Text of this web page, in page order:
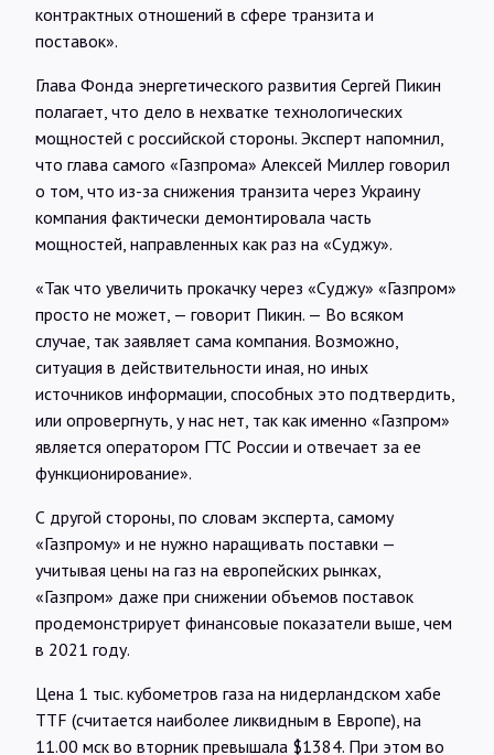
контрактных отношений в сфере транзита и
поставок».
Глава Фонда энергетического развития Сергей Пикин
полагает, что дело в нехватке технологических
мощностей с российской стороны. Эксперт напомнил,
что глава самого «Газпрома» Алексей Миллер говорил
о том, что из-за снижения транзита через Украину
компания фактически демонтировала часть
мощностей, направленных как раз на «Суджу».
«Так что увеличить прокачку через «Суджу» «Газпром»
просто не может, — говорит Пикин. — Во всяком
случае, так заявляет сама компания. Возможно,
ситуация в действительности иная, но иных
источников информации, способных это подтвердить,
или опровергнуть, у нас нет, так как именно «Газпром»
является оператором ГТС России и отвечает за ее
функционирование».
С другой стороны, по словам эксперта, самому
«Газпрому» и не нужно наращивать поставки —
учитывая цены на газ на европейских рынках,
«Газпром» даже при снижении объемов поставок
продемонстрирует финансовые показатели выше, чем
в 2021 году.
Цена 1 тыс. кубометров газа на нидерландском хабе
TTF (считается наиболее ликвидным в Европе), на
11.00 мск во вторник превышала $1384. При этом во